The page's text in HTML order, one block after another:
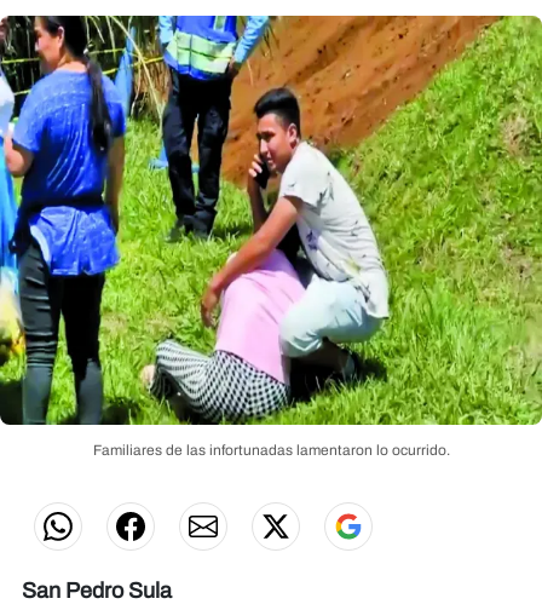
Familiares de las infortunadas lamentaron lo ocurrido.
San Pedro Sula